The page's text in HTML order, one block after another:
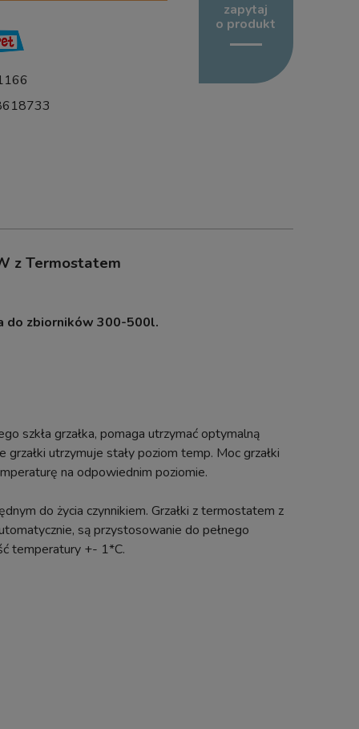
zapytaj
o produkt
z Termostatem
do zbiorników 300-500l.
szkła grzałka, pomaga utrzymać optymalną
utrzymuje stały poziom temp. Moc grzałki
na odpowiednim poziomie.
do życia czynnikiem. Grzałki z termostatem z
są przystosowanie do pełnego
temperatury +- 1*C.